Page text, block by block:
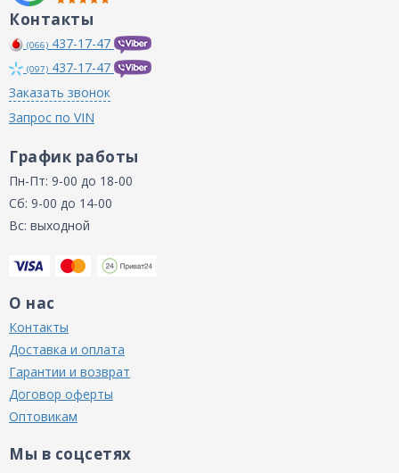
Контакты
(066) 437-17-47
(097) 437-17-47
Заказать звонок
Запрос по VIN
График работы
Пн-Пт: 9-00 до 18-00
Сб: 9-00 до 14-00
Вс: выходной
О нас
Контакты
Доставка и оплата
Гарантии и возврат
Договор оферты
Оптовикам
Мы в соцсетях